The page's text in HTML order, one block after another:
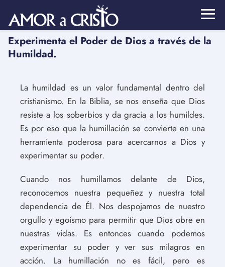
Experimenta el Poder de Dios a través de la
Humildad.
La humildad es un valor fundamental dentro del
cristianismo. En la Biblia, se nos enseña que Dios
resiste a los soberbios y da gracia a los humildes.
Es por eso que la humillación se convierte en una
herramienta poderosa para acercarnos a Dios y
experimentar su poder.
Cuando nos humillamos delante de Dios,
reconocemos nuestra pequeñez y nuestra total
dependencia de Él. Nos despojamos de nuestro
orgullo y egoísmo para permitir que Dios obre en
nuestras vidas. Es entonces cuando podemos
experimentar su poder y ver sus milagros en
acción. La humillación no es fácil, pero es